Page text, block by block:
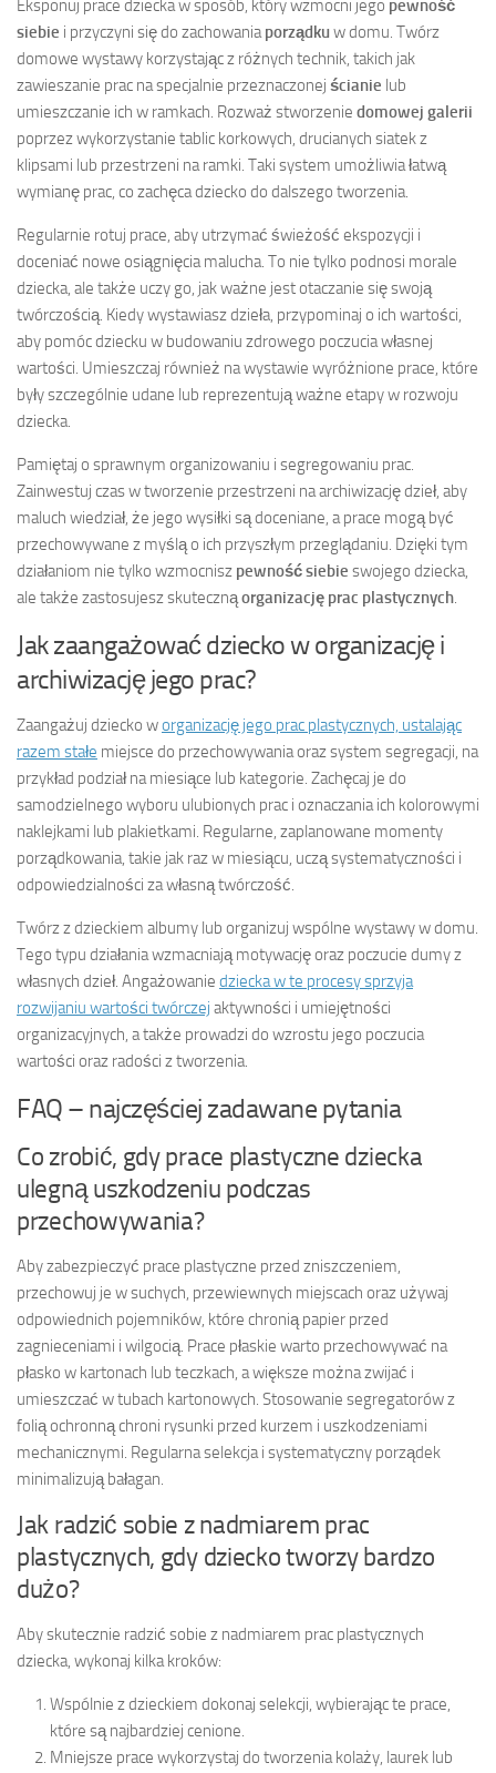
Eksponuj prace dziecka w sposób, który wzmocni jego pewność
siebie i przyczyni się do zachowaniaporządkuw domu. Twórz
domowe wystawy korzystając z różnych technik, takich jak
zawieszanie prac na specjalnie przeznaczonej ścianie lub
umieszczanie ich w ramkach. Rozważ stworzenie domowej galerii
poprzez wykorzystanie tablic korkowych, drucianych siatek z
klipsami lub przestrzeni na ramki. Taki system umożliwia łatwą
wymianę prac, co zachęca dziecko do dalszego tworzenia.
Regularnie rotuj prace, aby utrzymać świeżość ekspozycji i
doceniać nowe osiągnięcia malucha. To nie tylko podnosi morale
dziecka, ale także uczy go, jak ważne jest otaczanie się swoją
twórczością. Kiedy wystawiasz dzieła, przypominaj o ich wartości,
aby pomóc dziecku w budowaniu zdrowego poczucia własnej
wartości. Umieszczaj również na wystawie wyróżnione prace, które
były szczególnie udane lub reprezentują ważne etapy w rozwoju
dziecka.
Pamiętaj o sprawnym organizowaniu i segregowaniu prac.
Zainwestuj czas w tworzenie przestrzeni na archiwizację dzieł, aby
maluch wiedział, że jego wysiłki są doceniane, a prace mogą być
przechowywane z myślą o ich przyszłym przeglądaniu. Dzięki tym
działaniom nie tylko wzmocnisz pewność siebie swojego dziecka,
ale także zastosujesz skutecznąorganizację prac plastycznych.
Jak zaangażować dziecko w organizację i
archiwizację jego prac?
Zaangażuj dziecko worganizację jego prac plastycznych, ustalając
razem stałe miejsce do przechowywania oraz system segregacji, na
przykład podział na miesiące lub kategorie. Zachęcaj je do
samodzielnego wyboru ulubionych prac i oznaczania ich kolorowymi
naklejkami lub plakietkami. Regularne, zaplanowane momenty
porządkowania, takie jak raz w miesiącu, uczą systematyczności i
odpowiedzialności za własną twórczość.
Twórz z dzieckiem albumy lub organizuj wspólne wystawy w domu.
Tego typu działania wzmacniają motywację oraz poczucie dumy z
własnych dzieł. Angażowanie dziecka w te procesy sprzyja
rozwijaniu wartości twórczej aktywności i umiejętności
organizacyjnych, a także prowadzi do wzrostu jego poczucia
wartości oraz radości z tworzenia.
FAQ – najczęściej zadawane pytania
Co zrobić, gdy prace plastyczne dziecka
ulegną uszkodzeniu podczas
przechowywania?
Aby zabezpieczyć prace plastyczne przed zniszczeniem,
przechowuj je w suchych, przewiewnych miejscach oraz używaj
odpowiednich pojemników, które chronią papier przed
zagnieceniami i wilgocią. Prace płaskie warto przechowywać na
płasko w kartonach lub teczkach, a większe można zwijać i
umieszczać w tubach kartonowych. Stosowanie segregatorów z
folią ochronną chroni rysunki przed kurzem i uszkodzeniami
mechanicznymi. Regularna selekcja i systematyczny porządek
minimalizują bałagan.
Jak radzić sobie z nadmiarem prac
plastycznych, gdy dziecko tworzy bardzo
dużo?
Aby skutecznie radzić sobie z nadmiarem prac plastycznych
dziecka, wykonaj kilka kroków:
Wspólnie z dzieckiem dokonaj selekcji, wybierając te prace,
które są najbardziej cenione.
Mniejsze prace wykorzystaj do tworzenia kolaży, laurek lub